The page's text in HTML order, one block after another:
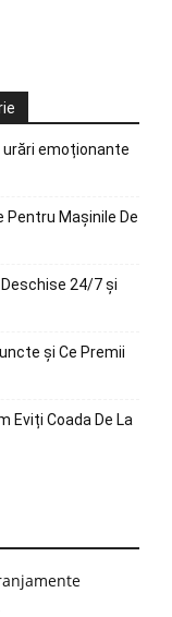
urări emoționante
Pentru Mașinile De
24/7 și
și Ce Premii
Eviți Coada De La